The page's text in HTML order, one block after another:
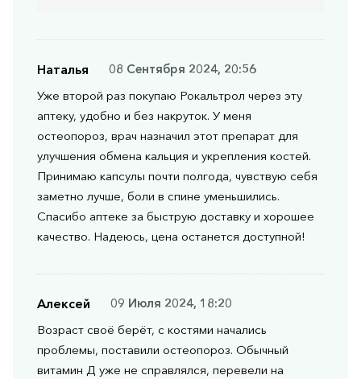
Наталья
08 Сентября 2024, 20:56
Уже второй раз покупаю Рокальтрол через эту
аптеку, удобно и без накруток. У меня
остеопороз, врач назначил этот препарат для
улучшения обмена кальция и укрепления костей.
Принимаю капсулы почти полгода, чувствую себя
заметно лучше, боли в спине уменьшились.
Спасибо аптеке за быструю доставку и хорошее
качество. Надеюсь, цена останется доступной!
Алексей
09 Июля 2024, 18:20
Возраст своё берёт, с костями начались
проблемы, поставили остеопороз. Обычный
витамин Д уже не справлялся, перевели на